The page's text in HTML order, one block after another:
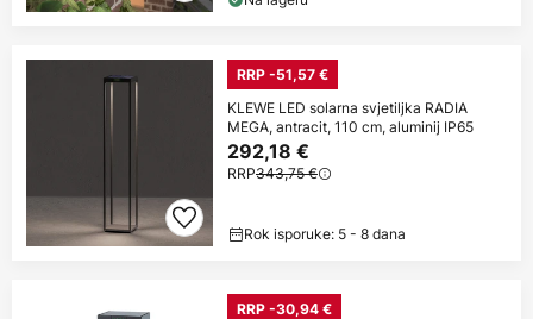
RRP -51,57 €
KLEWE LED solarna svjetiljka RADIA
MEGA, antracit, 110 cm, aluminij IP65
292,18 €
RRP343,75 €
Rok isporuke: 5 - 8 dana
RRP -30,94 €